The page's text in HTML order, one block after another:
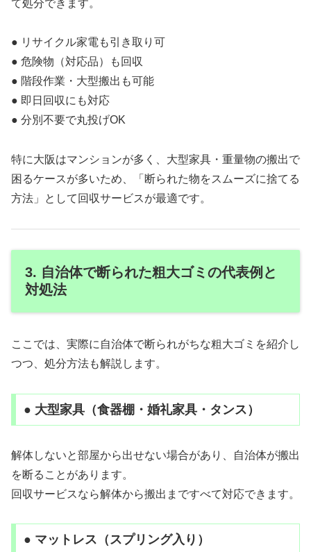
て処分できます。
● リサイクル家電も引き取り可
● 危険物（対応品）も回収
● 階段作業・大型搬出も可能
● 即日回収にも対応
● 分別不要で丸投げOK
特に大阪はマンションが多く、大型家具・重量物の搬出で
困るケースが多いため、「断られた物をスムーズに捨てる
方法」として回収サービスが最適です。
3. 自治体で断られた粗大ゴミの代表例と
対処法
ここでは、実際に自治体で断られがちな粗大ゴミを紹介し
つつ、処分方法も解説します。
● 大型家具（食器棚・婚礼家具・タンス）
解体しないと部屋から出せない場合があり、自治体が搬出
を断ることがあります。
回収サービスなら解体から搬出まですべて対応できます。
● マットレス（スプリング入り）